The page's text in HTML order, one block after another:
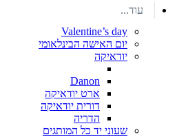
עוד...
Valentine’s day
יום האישה הבינלאומי
יודאיקה
Danon
ארט יודאיקה
דורית יודאיקה
הדריה
שעוני יד כל המותגים